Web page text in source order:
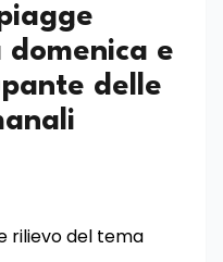
e
delle
rilievo del tema